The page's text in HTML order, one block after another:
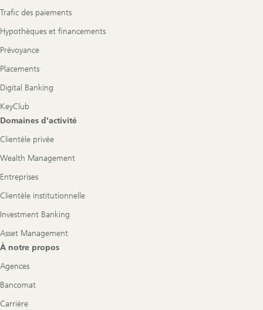
Trafic des paiements
Hypothèques et financements
Prévoyance
Placements
Digital Banking
KeyClub
Domaines d'activité
Clientèle privée
Wealth Management
Entreprises
Clientèle institutionnelle
Investment Banking
Asset Management
À notre propos
Agences
Bancomat
Carrière